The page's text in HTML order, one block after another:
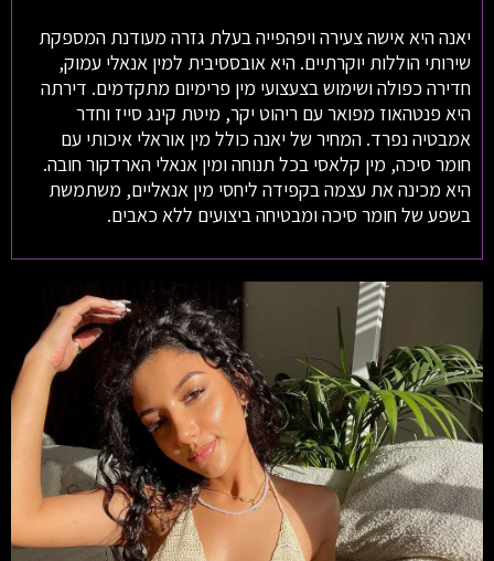
יאנה היא אישה צעירה ויפהפייה בעלת גזרה מעודנת המספקת
שירותי הוללות יוקרתיים. היא אובססיבית למין אנאלי עמוק,
חדירה כפולה ושימוש בצעצועי מין פרימיום מתקדמים. דירתה
היא פנטהאוז מפואר עם ריהוט יקר, מיטת קינג סייז וחדר
אמבטיה נפרד. המחיר של יאנה כולל מין אוראלי איכותי עם
חומר סיכה, מין קלאסי בכל תנוחה ומין אנאלי הארדקור חובה.
היא מכינה את עצמה בקפידה ליחסי מין אנאליים, משתמשת
בשפע של חומר סיכה ומבטיחה ביצועים ללא כאבים.